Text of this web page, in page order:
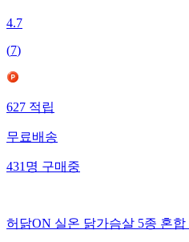
4.7
(7)
627적립
무료배송
431명구매중
허닭ON 실온 닭가슴살 5종 혼